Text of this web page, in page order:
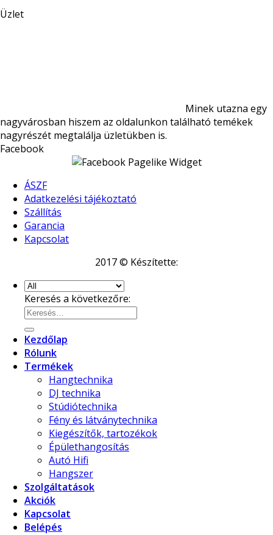
Üzlet
Minek utazna egy
nagyvárosban hiszem az oldalunkon található temékek
nagyrészét megtalálja üzletükben is.
Facebook
ÁSZF
Adatkezelési tájékoztató
Szállítás
Garancia
Kapcsolat
2017 © Készítette:
Keresés a következőre:
Kezdőlap
Rólunk
Termékek
Hangtechnika
DJ technika
Stúdiótechnika
Fény és látványtechnika
Kiegészítők, tartozékok
Épülethangosítás
Autó Hifi
Hangszer
Szolgáltatások
Akciók
Kapcsolat
Belépés